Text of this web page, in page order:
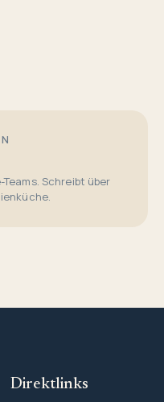
Schreibt über
Direktlinks